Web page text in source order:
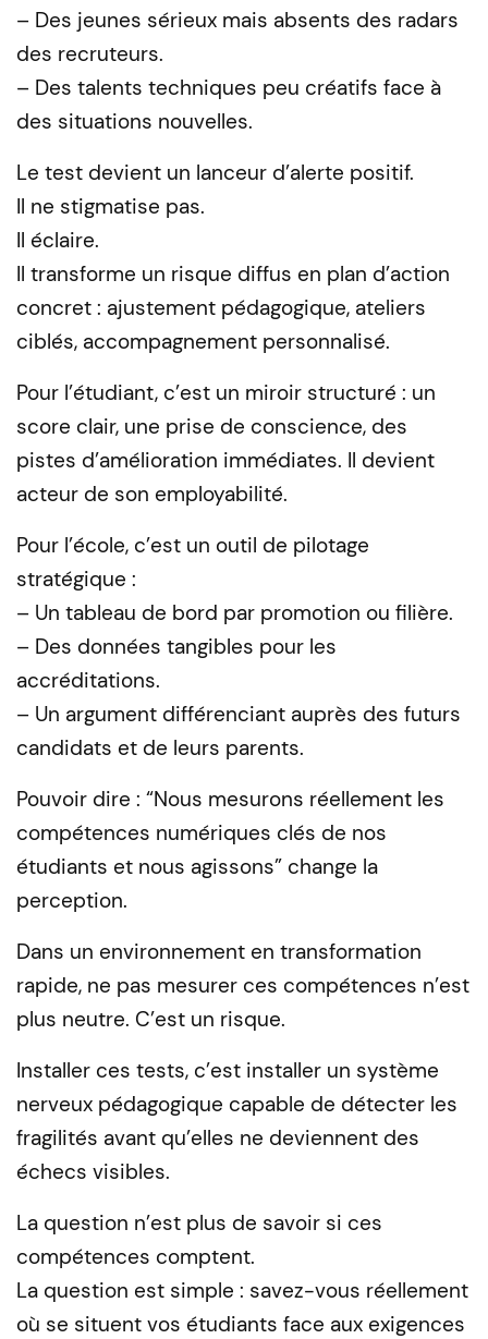
– Des jeunes sérieux mais absents des radars
des recruteurs.
– Des talents techniques peu créatifs face à
des situations nouvelles.
Le test devient un lanceur d’alerte positif.
Il ne stigmatise pas.
Il éclaire.
Il transforme un risque diffus en plan d’action
concret : ajustement pédagogique, ateliers
ciblés, accompagnement personnalisé.
Pour l’étudiant, c’est un miroir structuré : un
score clair, une prise de conscience, des
pistes d’amélioration immédiates. Il devient
acteur de son employabilité.
Pour l’école, c’est un outil de pilotage
stratégique :
– Un tableau de bord par promotion ou filière.
– Des données tangibles pour les
accréditations.
– Un argument différenciant auprès des futurs
candidats et de leurs parents.
Pouvoir dire : “Nous mesurons réellement les
compétences numériques clés de nos
étudiants et nous agissons” change la
perception.
Dans un environnement en transformation
rapide, ne pas mesurer ces compétences n’est
plus neutre. C’est un risque.
Installer ces tests, c’est installer un système
nerveux pédagogique capable de détecter les
fragilités avant qu’elles ne deviennent des
échecs visibles.
La question n’est plus de savoir si ces
compétences comptent.
La question est simple : savez-vous réellement
où se situent vos étudiants face aux exigences